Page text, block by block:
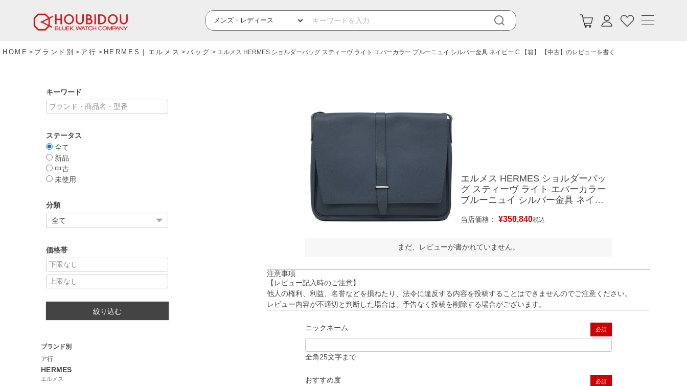
HOME ブランド別 ア行 HERMES｜エルメス バッグ エルメス HERMES ショルダーバッグ スティーヴ ライト エバーカラー ブルーニュイ シルバー金具 ネイビー C 【箱】 【中古】のレビューを書く
キーワード
ステータス
全て
新品
中古
未使用
分類
価格帯
絞り込む
ブランド別
ア行
HERMES
エルメス
エルメス HERMES ショルダーバッ
グ スティーヴ ライト エバーカラー
ブルーニュイ シルバー金具 ネイビ
当店価格： ¥350,840税込
まだ、レビューが書かれていません。
注意事項
【レビュー記入時のご注意】
他人の権利、利益、名誉などを損ねたり、法令に違反する内容を投稿することはできませんのでご注意ください。
レビュー内容が不適切と判断した場合は、予告なく投稿を削除する場合がございます。
ニックネーム
全角25文字まで
おすすめ度